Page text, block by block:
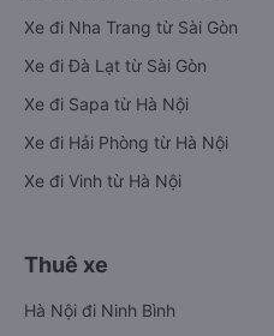
Xe đi Nha Trang từ Sài Gòn
Xe đi Đà Lạt từ Sài Gòn
Xe đi Sapa từ Hà Nội
Xe đi Hải Phòng từ Hà Nội
Xe đi Vinh từ Hà Nội
Thuê xe
Hà Nội đi Ninh Bình